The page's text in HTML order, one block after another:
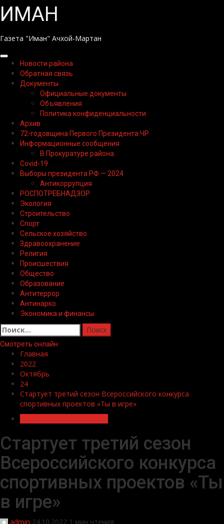
Перейти
содержимому
ИМАН
Газета "Иман" Ачхой-Мартан
Основное
меню
Новости района
Обратная связь
Документы
Официальные документы
Объявления
Политика конфиденциальности
Архив
72-годовщина Первого Президента ЧР
Информационные сообщения
В Прокуратуре района
Covid-19
Выборы президента РФ — 2024
Антикоррупция
РОСПОТРЕБНАДЗОР
Экология
Строительство
Спорт
Сельское хозяйство
Здравоохранение
Религия
Происшествия
Общество
Образование
Антитеррор
Антинарко
Экономика и финансы
Найти:
Смотреть онлайн
Главная
2022
Октябрь
24
Стартует третий сезон Всероссийского конкурса
спортивных проектов «Ты в игре»
Стартует третий сезон
Всероссийского конкурса
спортивных проектов «Ты
в игре»
admin 24.10.2022 1 мин чтения